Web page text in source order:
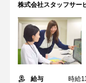
株式会社スタッフサー
給与
時給